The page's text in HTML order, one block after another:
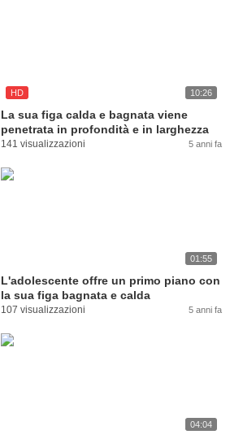
HD 10:26
La sua figa calda e bagnata viene
penetrata in profondità e in larghezza
141 visualizzazioni 5 anni fa
01:55
L'adolescente offre un primo piano con
la sua figa bagnata e calda
107 visualizzazioni 5 anni fa
04:04